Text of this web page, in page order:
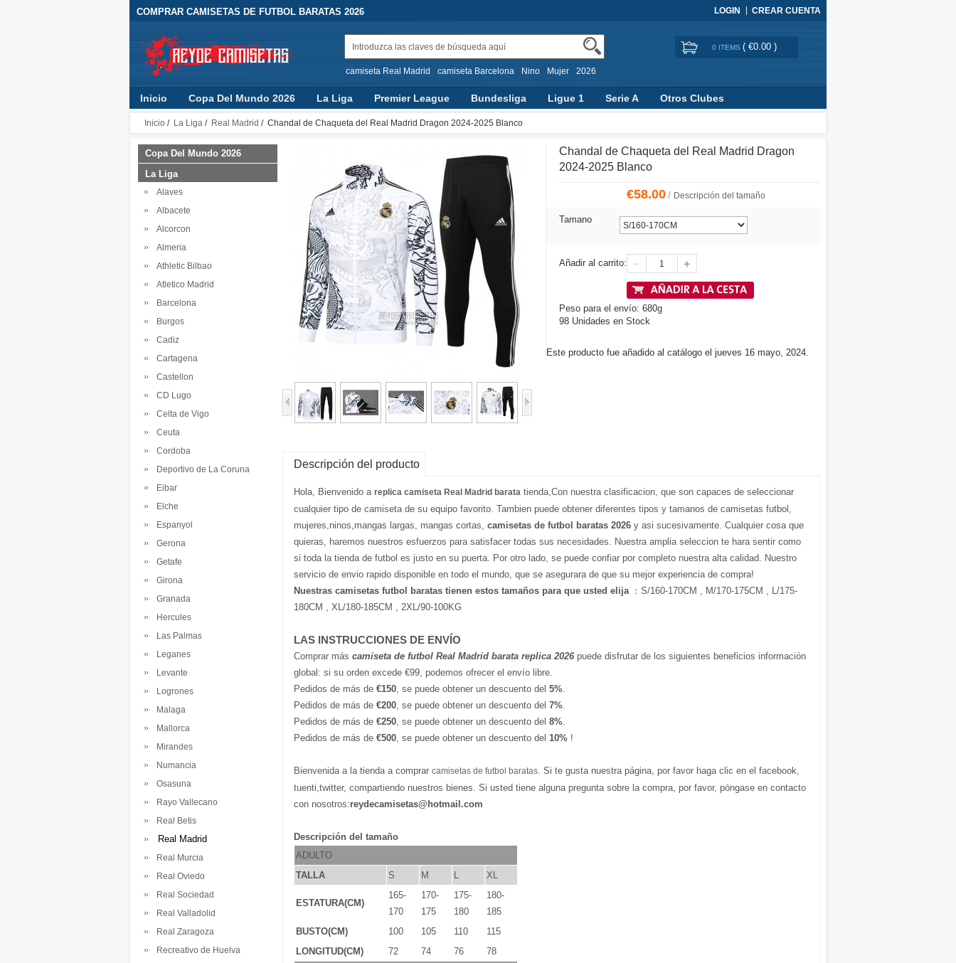
COMPRAR CAMISETAS DE FUTBOL BARATAS 2026 LOGIN CREAR CUENTA
camiseta Real Madrid camiseta Barcelona Nino Mujer 2026
0 ITEMS ( €0.00 )
Inicio Copa Del Mundo 2026 La Liga Premier League Bundesliga Ligue 1 Serie A Otros Clubes
Inicio / La Liga / Real Madrid / Chandal de Chaqueta del Real Madrid Dragon 2024-2025 Blanco
Copa Del Mundo 2026
La Liga
Alaves
Albacete
Alcorcon
Almeria
Athletic Bilbao
Atletico Madrid
Barcelona
Burgos
Cadiz
Cartagena
Castellon
CD Lugo
Celta de Vigo
Ceuta
Cordoba
Deportivo de La Coruna
Eibar
Elche
Espanyol
Gerona
Getafe
Girona
Granada
Hercules
Las Palmas
Leganes
Levante
Logrones
Malaga
Mallorca
Mirandes
Numancia
Osasuna
Rayo Vallecano
Real Betis
Real Madrid
Real Murcia
Real Oviedo
Real Sociedad
Real Valladolid
Real Zaragoza
Recreativo de Huelva
Chandal de Chaqueta del Real Madrid Dragon
2024-2025 Blanco
€58.00/ Descripción del tamaño
Tamano
Añadir al carrito:
Peso para el envío: 680g
98 Unidades en Stock
Este producto fue añadido al catálogo el jueves 16 mayo, 2024.
Descripción del producto
Hola, Bienvenido a replica camiseta Real Madrid barata tienda,Con nuestra clasificacion, que son capaces de seleccionar
cualquier tipo de camiseta de su equipo favorito. Tambien puede obtener diferentes tipos y tamanos de camisetas futbol,
mujeres,ninos,mangas largas, mangas cortas, camisetas de futbol baratas 2026 y asi sucesivamente. Cualquier cosa que
quieras, haremos nuestros esfuerzos para satisfacer todas sus necesidades. Nuestra amplia seleccion te hara sentir como
si toda la tienda de futbol es justo en su puerta. Por otro lado, se puede confiar por completo nuestra alta calidad. Nuestro
servicio de envio rapido disponible en todo el mundo, que se asegurara de que su mejor experiencia de compra!
Nuestras camisetas futbol baratas tienen estos tamaños para que usted elija：S/160-170CM , M/170-175CM , L/175-
180CM , XL/180-185CM , 2XL/90-100KG
LAS INSTRUCCIONES DE ENVÍO
Comprar más camiseta de futbol Real Madrid barata replica 2026 puede disfrutar de los siguientes beneficios información
global: si su orden excede €99, podemos ofrecer el envío libre.
Pedidos de más de €150, se puede obtener un descuento del 5%.
Pedidos de más de €200, se puede obtener un descuento del 7%.
Pedidos de más de €250, se puede obtener un descuento del 8%.
Pedidos de más de €500, se puede obtener un descuento del 10% !
Bienvenida a la tienda a comprar camisetas de futbol baratas. Si te gusta nuestra página, por favor haga clic en el facebook,
tuenti,twitter, compartiendo nuestros bienes. Si usted tiene alguna pregunta sobre la compra, por favor, póngase en contacto
con nosotros:reydecamisetas@hotmail.com
Descripción del tamaño
ADULTO
TALLA
S M L XL
ESTATURA(CM)
165-
170
170-
175
175-
180
180-
185
BUSTO(CM)
100 105 110
115
LONGITUD(CM)
72 74 76
78